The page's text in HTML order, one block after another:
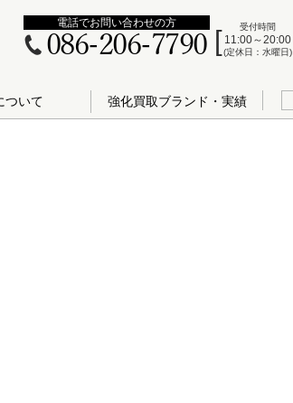
受付時間
11:00～20:00
(定休日：水曜日)
電話でお問い合わせの方
086-206-7790
ついて 強化買取ブランド・実績